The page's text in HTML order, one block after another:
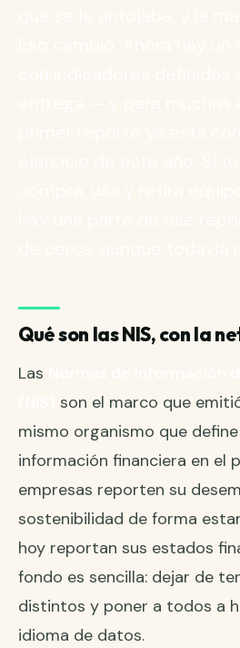
Qué son las NIS, con la
Las
son el marco que
mismo organismo que
información financiera en el
empresas reporten su
sostenibilidad de forma
hoy reportan sus estados
fondo es sencilla: dejar de
distintos y poner a todos a
idioma de datos.